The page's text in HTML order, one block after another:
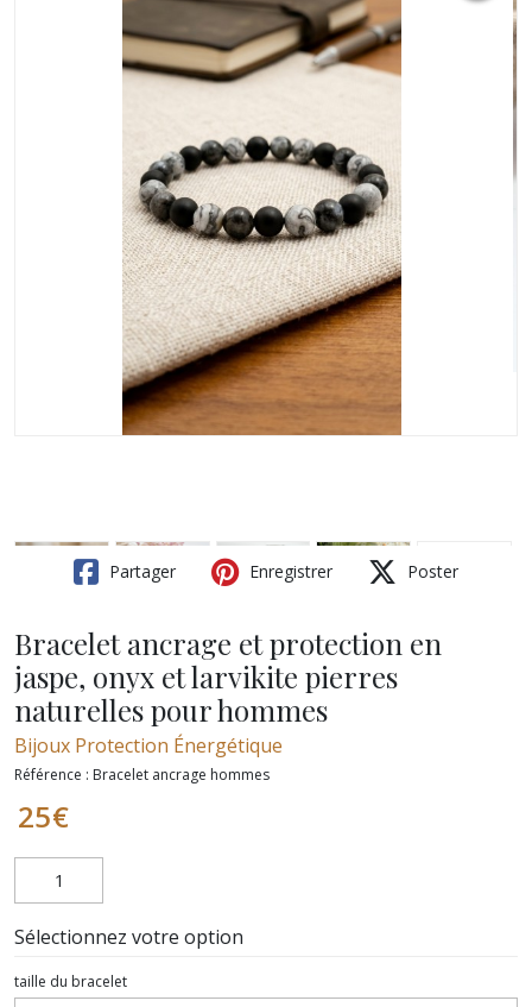
Partager Enregistrer Poster
Bracelet ancrage et protection en
jaspe, onyx et larvikite pierres
naturelles pour hommes
Bijoux Protection Énergétique
Référence : Bracelet ancrage hommes
25€
Sélectionnez votre option
taille du bracelet